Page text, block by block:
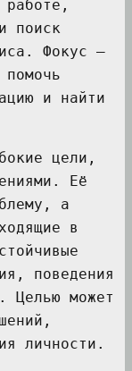
поиск
Фокус —
и найти
цели,
Её
а
в
поведения
Целью может
личности.